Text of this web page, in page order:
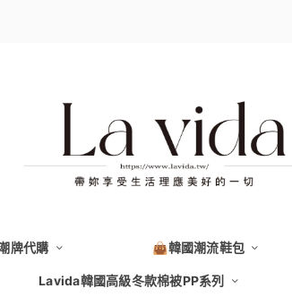
牌代購 👜韓國潮流鞋包
Lavida韓國高級冬款棉被PP系列